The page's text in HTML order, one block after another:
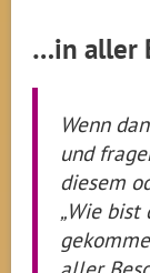
…in aller
Wenn
und
diesem
„Wie bist